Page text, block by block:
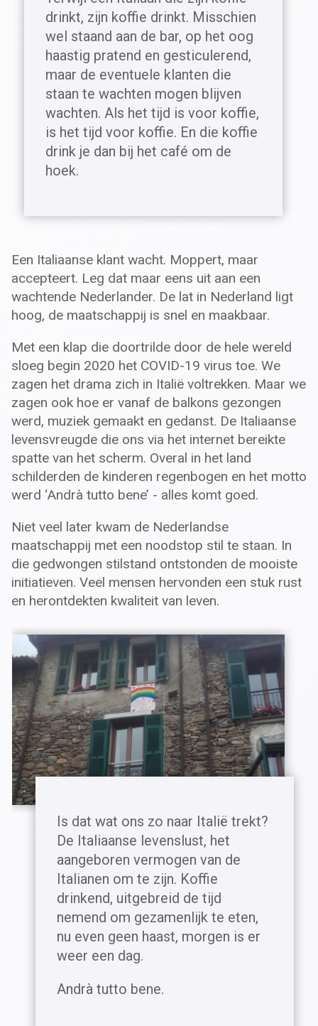
drinkt, zijn koffie drinkt. Misschien
wel staand aan de bar, op het oog
haastig pratend en gesticulerend,
maar de eventuele klanten die
staan te wachten mogen blijven
wachten. Als het tijd is voor koffie,
is het tijd voor koffie. En die koffie
drink je dan bij het café om de
hoek.
Een Italiaanse klant wacht. Moppert, maar
accepteert. Leg dat maar eens uit aan een
wachtende Nederlander. De lat in Nederland ligt
hoog, de maatschappij is snel en maakbaar.
Met een klap die doortrilde door de hele wereld
sloeg begin 2020 het COVID-19 virus toe. We
zagen het drama zich in Italië voltrekken. Maar we
zagen ook hoe er vanaf de balkons gezongen
werd, muziek gemaakt en gedanst. De Italiaanse
levensvreugde die ons via het internet bereikte
spatte van het scherm. Overal in het land
schilderden de kinderen regenbogen en het motto
werd ‘Andrà tutto bene’ - alles komt goed.
Niet veel later kwam de Nederlandse
maatschappij met een noodstop stil te staan. In
die gedwongen stilstand ontstonden de mooiste
initiatieven. Veel mensen hervonden een stuk rust
en herontdekten kwaliteit van leven.
Is dat wat ons zo naar Italië trekt?
De Italiaanse levenslust, het
aangeboren vermogen van de
Italianen om te zijn. Koffie
drinkend, uitgebreid de tijd
nemend om gezamenlijk te eten,
nu even geen haast, morgen is er
weer een dag.
Andrà tutto bene.